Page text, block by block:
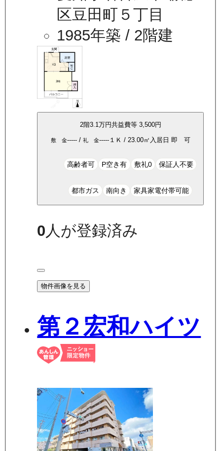
区豆田町５丁目
1985年築 / 2階建
2階3.1万円共益費等 3,500円
敷 金-----/ 礼 金-----１Ｋ / 23.00㎡ 入居日 即 可
高齢者可 P空き有 敷礼0 保証人不要
都市ガス 南向き 家具家電付帯可能
0 人が登録済み
物件画像を見る
第２宏和ハイツ